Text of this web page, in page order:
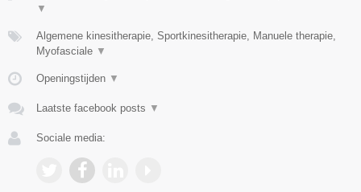
▼
Algemene kinesitherapie, Sportkinesitherapie, Manuele therapie,
Myofasciale ▼
Openingstijden ▼
Laatste facebook posts ▼
Sociale media: